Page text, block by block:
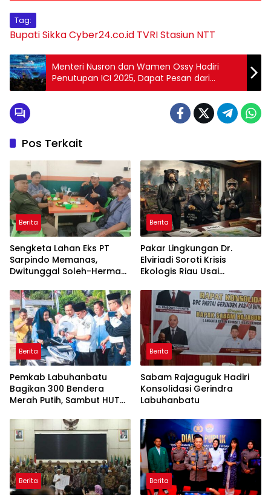
Tag:
Bupati SikkaCyber24.co.id TVRI Stasiun NTT
Menteri Nusron dan Wamen Ossy Hadiri
Penutupan ICI 2025, Dapat Pesan dari
Presiden untuk Sederhanakan Perizinan dan
Pos Terkait
Berita
Sengketa Lahan Eks PT
Sarpindo Memanas,
Dwitunggal Soleh-Herman
ke Pulau Rupat
Berita
Pakar Lingkungan Dr.
Elviriadi Soroti Krisis
Ekologis Riau Usai
Monyet, Harimau, dan
Beruang Terhadap Warga
Berita
Pemkab Labuhanbatu
Bagikan 300 Bendera
Merah Putih, Sambut HUT
Berita
Sabam Rajaguguk Hadiri
Konsolidasi Gerindra
Labuhanbatu
Berita Berita